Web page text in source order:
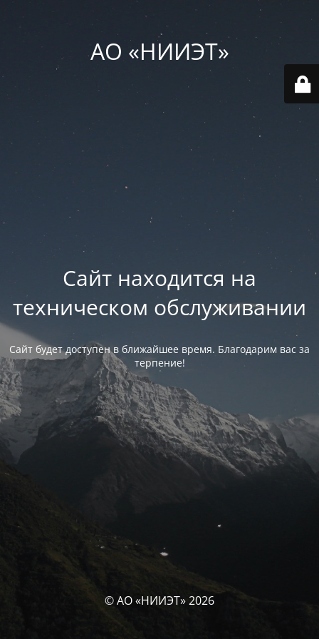
АО «НИИЭТ»
Сайт находится на
техническом обслуживании
Сайт будет доступен в ближайшее время. Благодарим вас за
терпение!
© АО «НИИЭТ» 2026